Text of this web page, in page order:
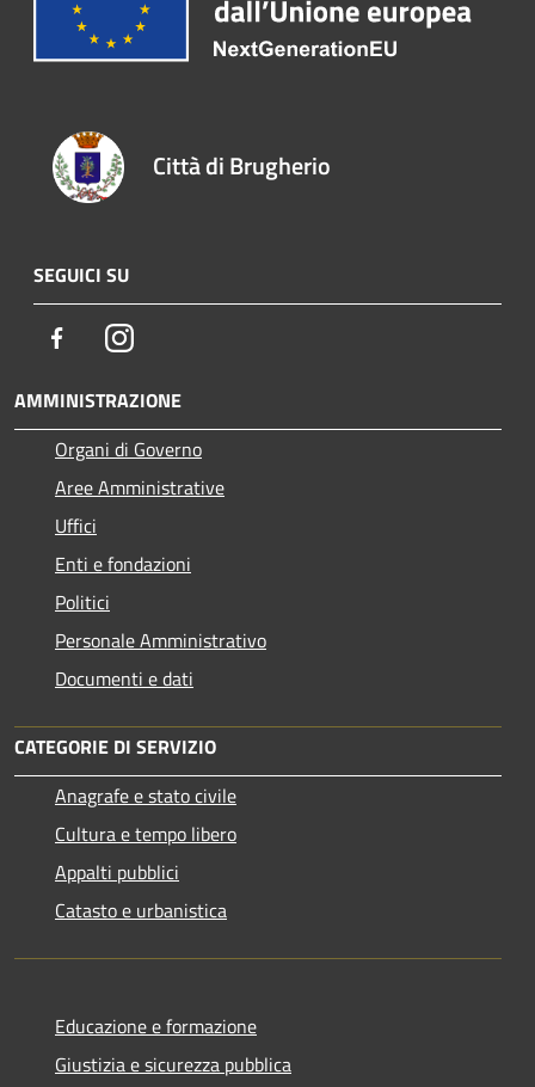
Città di Brugherio
SEGUICI SU
FacebookInstagram
AMMINISTRAZIONE
Organi di Governo
Aree Amministrative
Uffici
Enti e fondazioni
Politici
Personale Amministrativo
Documenti e dati
CATEGORIE DI SERVIZIO
Anagrafe e stato civile
Cultura e tempo libero
Appalti pubblici
Catasto e urbanistica
Educazione e formazione
Giustizia e sicurezza pubblica